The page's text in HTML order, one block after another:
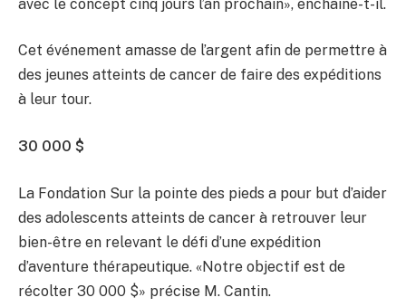
avec le concept cinq jours l’an prochain», enchaîne-t-il.
Cet événement amasse de l’argent afin de permettre à
des jeunes atteints de cancer de faire des expéditions
à leur tour.
30 000 $
La Fondation Sur la pointe des pieds a pour but d’aider
des adolescents atteints de cancer à retrouver leur
bien-être en relevant le défi d’une expédition
d’aventure thérapeutique. «Notre objectif est de
récolter 30 000 $» précise M. Cantin.